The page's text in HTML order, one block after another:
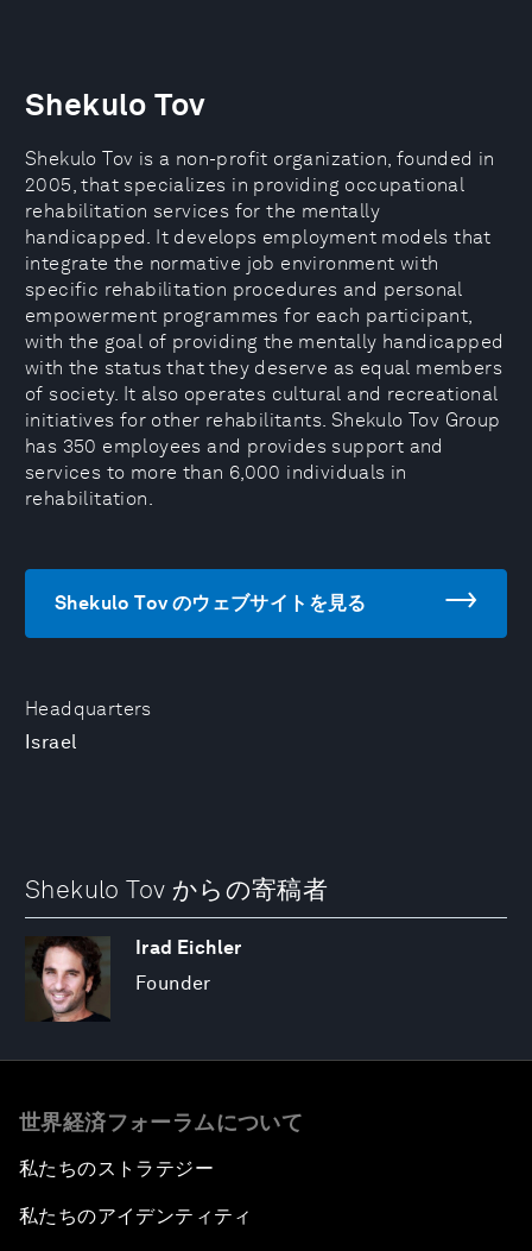
Headquarters
Israel
Shekulo Tov
Shekulo Tov is a non-profit organization, founded in
2005, that specializes in providing occupational
rehabilitation services for the mentally
handicapped. It develops employment models that
integrate the normative job environment with
specific rehabilitation procedures and personal
empowerment programmes for each participant,
with the goal of providing the mentally handicapped
with the status that they deserve as equal members
of society. It also operates cultural and recreational
initiatives for other rehabilitants. Shekulo Tov Group
has 350 employees and provides support and
services to more than 6,000 individuals in
rehabilitation.
Shekulo Tov のウェブサイトを見る
Shekulo Tov からの寄稿者
Irad Eichler
Founder
世界経済フォーラムについて
私たちのストラテジー
私たちのアイデンティティ